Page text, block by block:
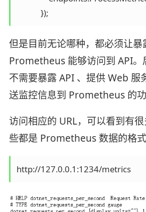
            });
但是目前无论哪种，都必须让
Prometheus 能够访问到 API。
不需要暴露 API 、提供 Web 服
送监控信息到 Prometheus 的功
访问相应的 URL，可以看到有
些都是 Prometheus 数据的格式
http://127.0.0.1:1234/metrics